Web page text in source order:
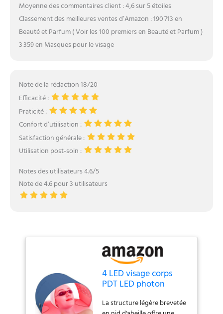
Moyenne des commentaires client : 4,6 sur 5 étoiles
Classement des meilleures ventes d’Amazon : 190 713 en
Beauté et Parfum ( Voir les 100 premiers en Beauté et Parfum )
3 359 en Masques pour le visage
Note de la rédaction 18/20
Efficacité :
Praticité :
Confort d’utilisation :
Satisfaction générale :
Utilisation post-soin :
Notes des utilisateurs 4.6/5
Note de 4.6 pour 3 utilisateurs
4 LED visage corps
PDT LED photon
machine 720 sources
La structure légère brevetée